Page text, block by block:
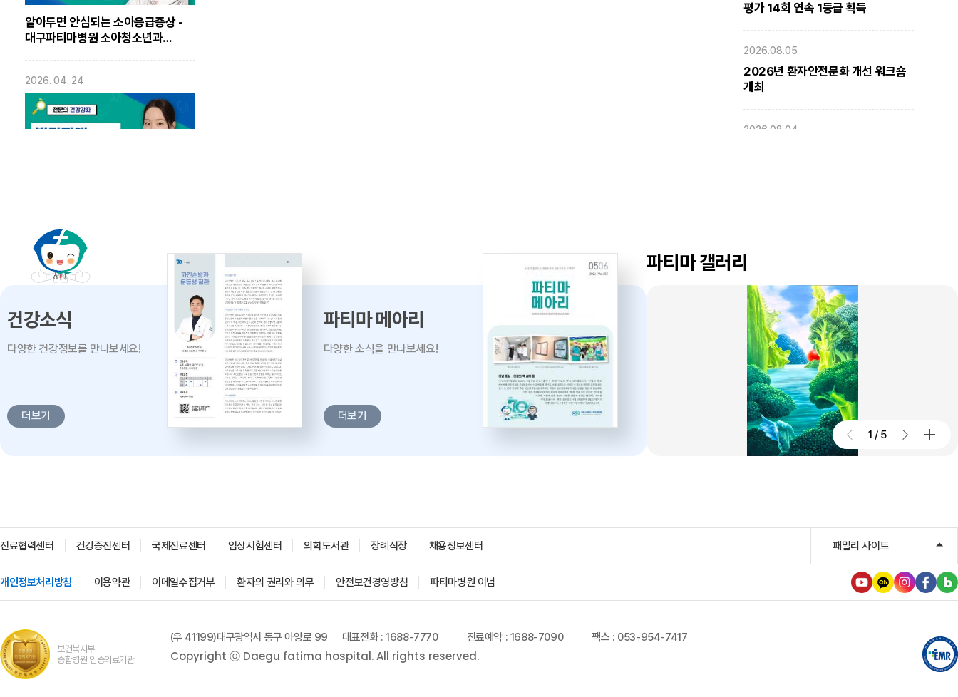
알아두면 안심되는 소아응급증상 -
대구파티마병원 소아청소년과
2026. 04. 24
대구파티마병원 재활의학과 이민영
과장
2026. 04. 02
대구파티마병원 감염내과 김혜인
과장
'생명을 잇다 - 세대를 잇다'
대구파티마병원 산부인과, 분만실
2026. 02. 12
평가 14회 연속 1등급 획득
2026.08.05
2026년 환자안전문화 개선 워크숍
개최
2026.08.04
2026.07.31
대구광역시간호사회와 함께 개원
70주년 기념 커피부스 운영
2026.07.30
대구파티마병원, 진단검사의학과
리모델링 축복식 개최
2026.07.29
2026.07.28
대구파티마병원, 스타키보청기
대구센터로부터 개원 70주년 기념
2026.07.27
건강소식
다양한 건강정보를 만나보세요!
더보기
파티마 메아리
다양한 소식을 만나보세요!
더보기
파티마 갤러리
1 / 5
진료협력센터 건강증진센터 국제진료센터 임상시험센터 의학도서관 장례식장 채용정보센터 패밀리 사이트
개인정보처리방침 이용약관 이메일수집거부 환자의 권리와 의무 안전보건경영방침 파티마병원 이념
보건복지부
종합병원 인증의료기관
(우 41199)대구광역시 동구 아양로 99 대표전화 : 1688-7770 진료예약 : 1688-7090 팩스 : 053-954-7417
Copyright ⓒ Daegu fatima hospital. All rights reserved.